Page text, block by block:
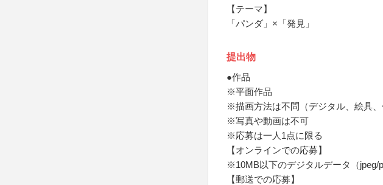
【テーマ】
「パンダ」×「発見」
提出物
●作品
※平面作品
※描画方法は不問（デジタル、絵具、
※写真や動画は不可
※応募は一人1点に限る
【オンラインでの応募】
※10MB以下のデジタルデータ（jpeg/
【郵送での応募】